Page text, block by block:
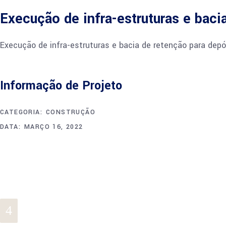
Execução de infra-estruturas e
Execução de infra-estruturas e bacia de retenção para
Informação de Projeto
CATEGORIA: CONSTRUÇÃO
DATA: MARÇO 16, 2022